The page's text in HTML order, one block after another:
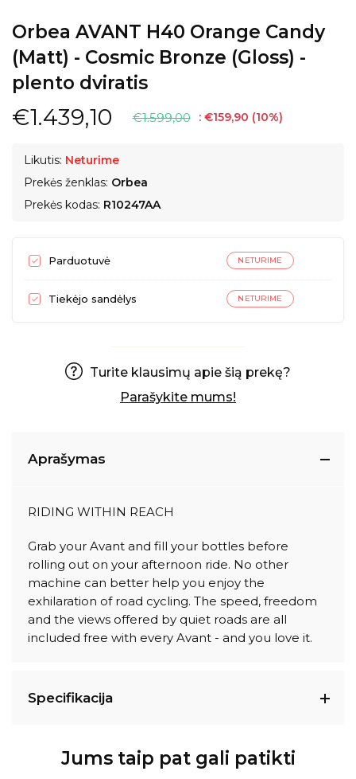
Orbea AVANT H40 Orange Candy
(Matt) - Cosmic Bronze (Gloss) -
plento dviratis
€1.439,10 €1.599,00 : €159,90 (10%)
Likutis: Neturime
Prekės ženklas: Orbea
Prekės kodas: R10247AA
Parduotuvė NETURIME
Tiekėjo sandėlys NETURIME
Turite klausimų apie šią prekę?
Parašykite mums!
Aprašymas
RIDING WITHIN REACH
Grab your Avant and fill your bottles before
rolling out on your afternoon ride. No other
machine can better help you enjoy the
exhilaration of road cycling. The speed, freedom
and the views offered by quiet roads are all
included free with every Avant - and you love it.
Specifikacija
Jums taip pat gali patikti